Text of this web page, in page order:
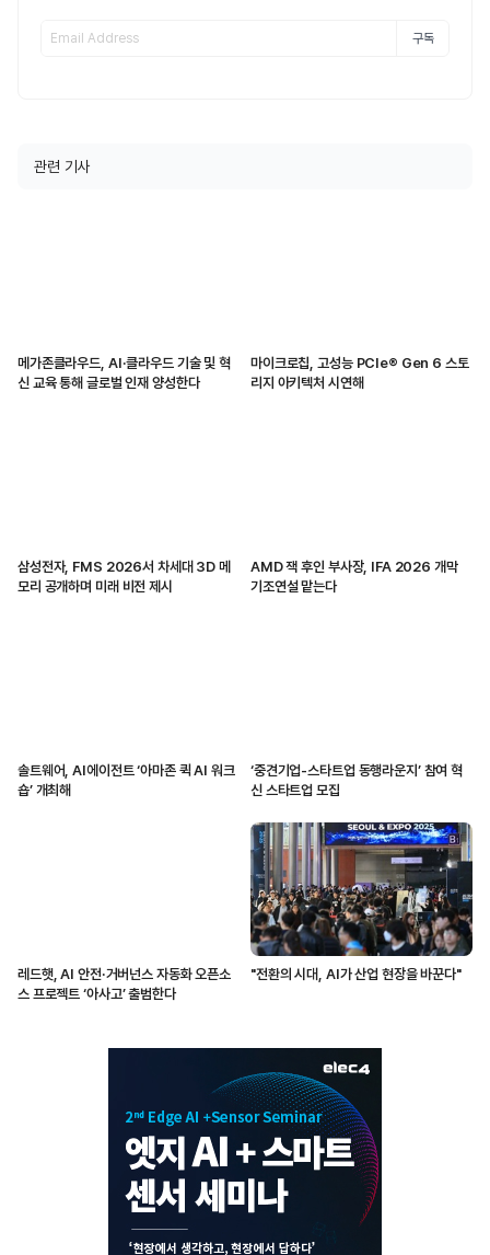
구독
관련 기사
메가존클라우드, AI·클라우드 기술 및 혁
신 교육 통해 글로벌 인재 양성한다
마이크로칩, 고성능 PCIe® Gen 6 스토
리지 아키텍처 시연해
삼성전자, FMS 2026서 차세대 3D 메
모리 공개하며 미래 비전 제시
AMD 잭 후인 부사장, IFA 2026 개막
기조연설 맡는다
솔트웨어, AI에이전트 ‘아마존 퀵 AI 워크
숍’ 개최해
‘중견기업-스타트업 동행라운지’ 참여 혁
신 스타트업 모집
레드햇, AI 안전·거버넌스 자동화 오픈소
스 프로젝트 ‘아사고’ 출범한다
"전환의 시대, AI가 산업 현장을 바꾼다"